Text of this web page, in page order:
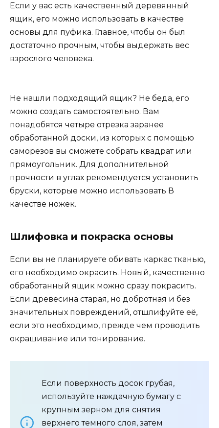
Если у вас есть качественный деревянный
ящик, его можно использовать в качестве
основы для пуфика. Главное, чтобы он был
достаточно прочным, чтобы выдержать вес
взрослого человека.
Не нашли подходящий ящик? Не беда, его
можно создать самостоятельно. Вам
понадобятся четыре отрезка заранее
обработанной доски, из которых с помощью
саморезов вы сможете собрать квадрат или
прямоугольник. Для дополнительной
прочности в углах рекомендуется установить
бруски, которые можно использовать В
качестве ножек.
Шлифовка и покраска основы
Если вы не планируете обивать каркас тканью,
его необходимо окрасить. Новый, качественно
обработанный ящик можно сразу покрасить.
Если древесина старая, но добротная и без
значительных повреждений, отшлифуйте её,
если это необходимо, прежде чем проводить
окрашивание или тонирование.
Если поверхность досок грубая,
используйте наждачную бумагу с
крупным зерном для снятия
верхнего темного слоя, затем